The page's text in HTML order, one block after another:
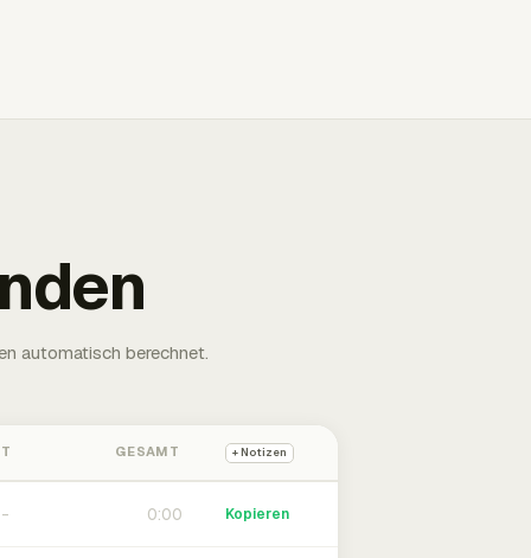
automatisch berechnet.
GESAMT + Notizen
0:00 Kopieren